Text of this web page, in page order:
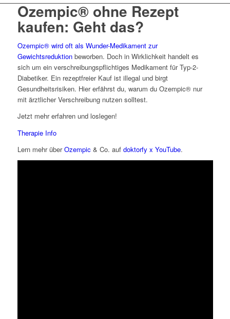
Ozempic® ohne Rezept
kaufen: Geht das?
Ozempic® wird oft als Wunder-Medikament zur
Gewichtsreduktionbeworben. Doch in Wirklichkeit handelt es
sich um ein verschreibungspflichtiges Medikament für Typ-2-
Diabetiker. Ein rezeptfreier Kauf ist illegal und birgt
Gesundheitsrisiken. Hier erfährst du, warum du Ozempic® nur
mit ärztlicher Verschreibung nutzen solltest.
Jetzt mehr erfahren und loslegen!
Therapie Info
Lern mehr überOzempic & Co. auf doktorfy x YouTube.